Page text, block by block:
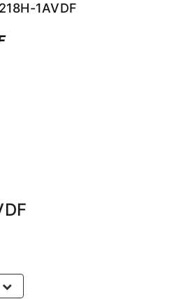
1AVDF